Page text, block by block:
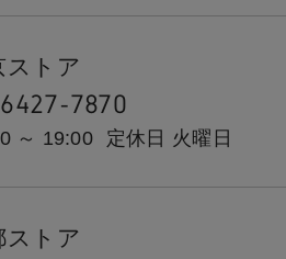
ストア
7870
～ 19:00 定休日 火曜日
ストア